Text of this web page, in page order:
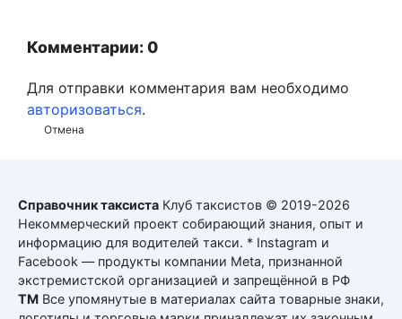
Комментарии: 0
Отмена
Для отправки комментария вам необходимо
авторизоваться.
Справочник таксиста Клуб таксистов © 2019-2026
Некоммерческий проект собирающий знания, опыт и
информацию для водителей такси. * Instagram и
Facebook — продукты компании Meta, признанной
экстремистской организацией и запрещённой в РФ
ТМ Все упомянутые в материалах сайта товарные знаки,